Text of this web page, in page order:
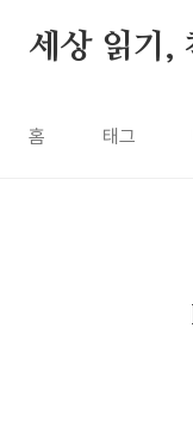
세상 읽기,
홈 태그